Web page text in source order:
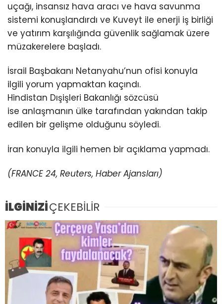
uçağı, insansız hava aracı ve hava savunma
sistemi konuşlandırdı ve Kuveyt ile enerji iş birliği
ve yatırım karşılığında güvenlik sağlamak üzere
müzakerelere başladı.
İsrail Başbakanı Netanyahu’nun ofisi konuyla
ilgili yorum yapmaktan kaçındı.
Hindistan Dışişleri Bakanlığı sözcüsü
ise anlaşmanın ülke tarafından yakından takip
edilen bir gelişme olduğunu söyledi.
İran konuyla ilgili hemen bir açıklama yapmadı.
(FRANCE 24, Reuters, Haber Ajansları)
İLGİNİZİÇEKEBİLİR